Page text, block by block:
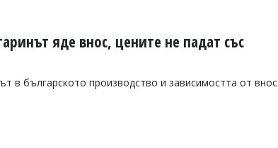
яде внос, цените не падат със
в българското производство и зависимостта от внос